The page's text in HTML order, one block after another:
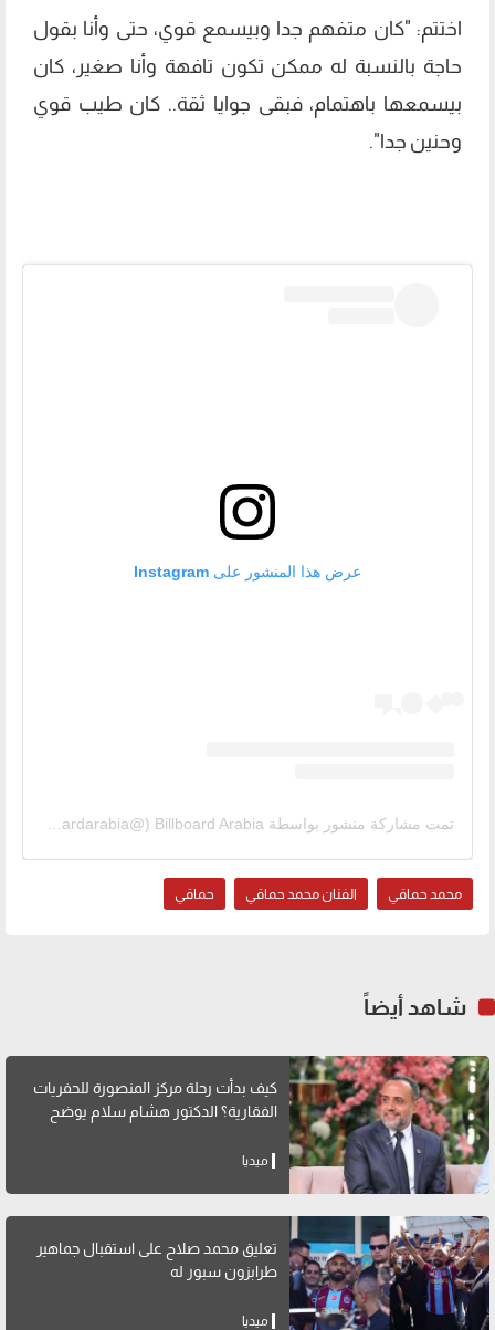
اختتم: "كان متفهم جدا وبيسمع قوي، حتى وأنا بقول
حاجة بالنسبة له ممكن تكون تافهة وأنا صغير، كان
بيسمعها باهتمام، فبقى جوايا ثقة.. كان طيب قوي
وحنين جدا".
عرض هذا المنشور على Instagram
تمت مشاركة منشور بواسطة ‏‎Billboard Arabia‎‏ (@‏‎billboardarabia‎‏)
محمد حماقي الفنان محمد حماقي حماقي
شاهد أيضاً
كيف بدأت رحلة مركز المنصورة للحفريات
الفقارية؟ الدكتور هشام سلام يوضح
ميديا
تعليق محمد صلاح على استقبال جماهير
طرابزون سبور له
ميديا